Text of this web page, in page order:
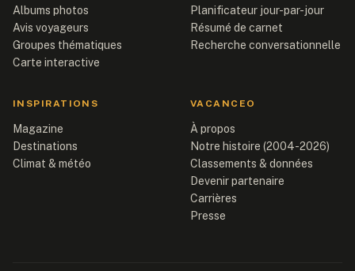
Albums photos
Avis voyageurs
Groupes thématiques
Carte interactive
Planificateur jour-par-jour
Résumé de carnet
Recherche conversationnelle
INSPIRATIONS
Magazine
Destinations
Climat & météo
VACANCEO
À propos
Notre histoire (2004-2026)
Classements & données
Devenir partenaire
Carrières
Presse